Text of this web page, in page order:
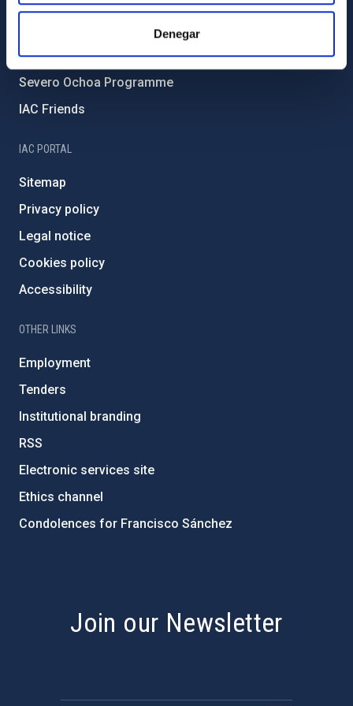
Denegar
External funding
Severo Ochoa Programme
IAC Friends
IAC PORTAL
Sitemap
Privacy policy
Legal notice
Cookies policy
Accessibility
OTHER LINKS
Employment
Tenders
Institutional branding
RSS
Electronic services site
Ethics channel
Condolences for Francisco Sánchez
Join our Newsletter